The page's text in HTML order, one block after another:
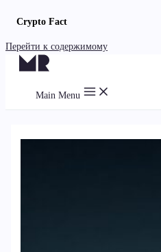
Crypto Fact
Перейти к содержимому
Main Menu